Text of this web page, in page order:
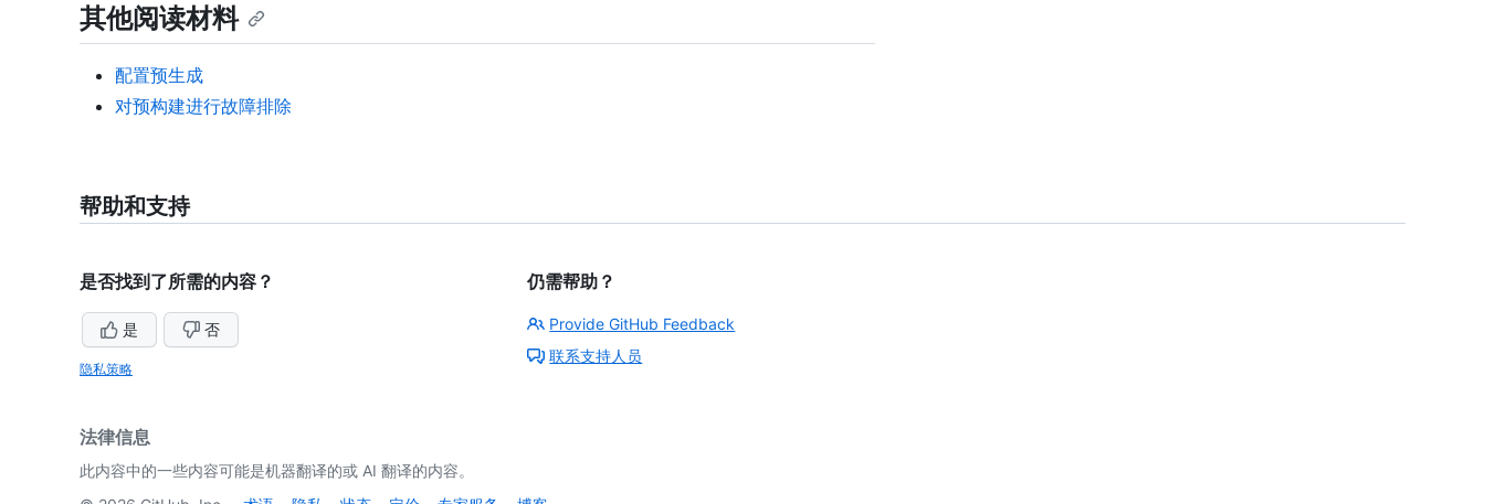
其他阅读材料
配置预生成
对预构建进行故障排除
帮助和支持
是否找到了所需的内容？
是 否
隐私策略
仍需帮助？
Provide GitHub Feedback
联系支持人员
法律信息
此内容中的一些内容可能是机器翻译的或 AI 翻译的内容。